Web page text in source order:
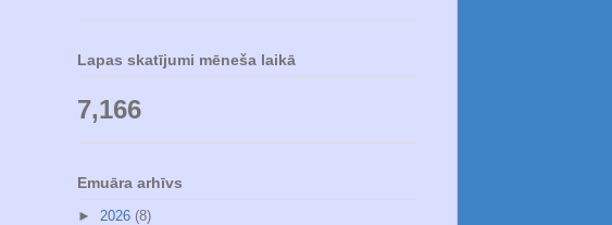
Lapas skatījumi mēneša laikā
7,166
Emuāra arhīvs
► 2026 (8)